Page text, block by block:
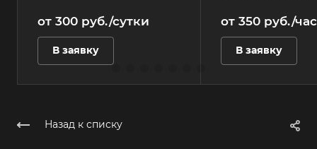
от 300 руб./сутки
В заявку
от 350 руб./час
В заявку
Назад к списку